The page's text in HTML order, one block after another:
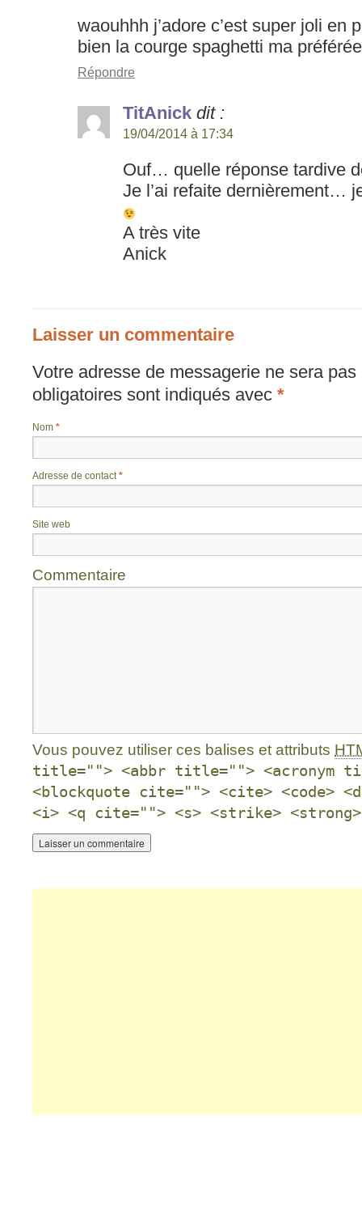
waouhhh j’adore c’est super joli en
bien la courge spaghetti ma préférée
Répondre
TitAnick dit :
19/04/2014 à 17:34
Ouf… quelle réponse tardive
Je l’ai refaite dernièrement…
A très vite
Anick
Laisser un commentaire
Votre adresse de messagerie ne sera pas
obligatoires sont indiqués avec *
Nom *
Adresse de contact*
Site web
Commentaire
Vous pouvez utiliser ces balises et attributs
title=""> <abbr title=""> <acronym
<blockquote cite=""> <cite> <code>
<i> <q cite=""> <s> <strike> <strong>